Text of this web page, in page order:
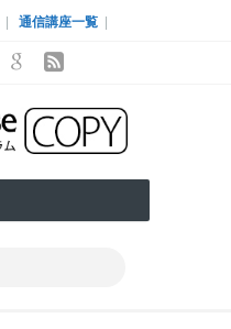
通信講座一覧